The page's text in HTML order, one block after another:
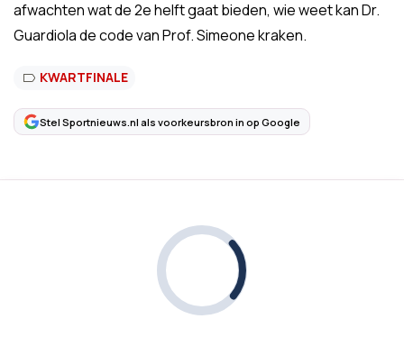
afwachten wat de 2e helft gaat bieden, wie weet kan Dr.
Guardiola de code van Prof. Simeone kraken.
KWARTFINALE
Stel Sportnieuws.nl als voorkeursbron in op Google